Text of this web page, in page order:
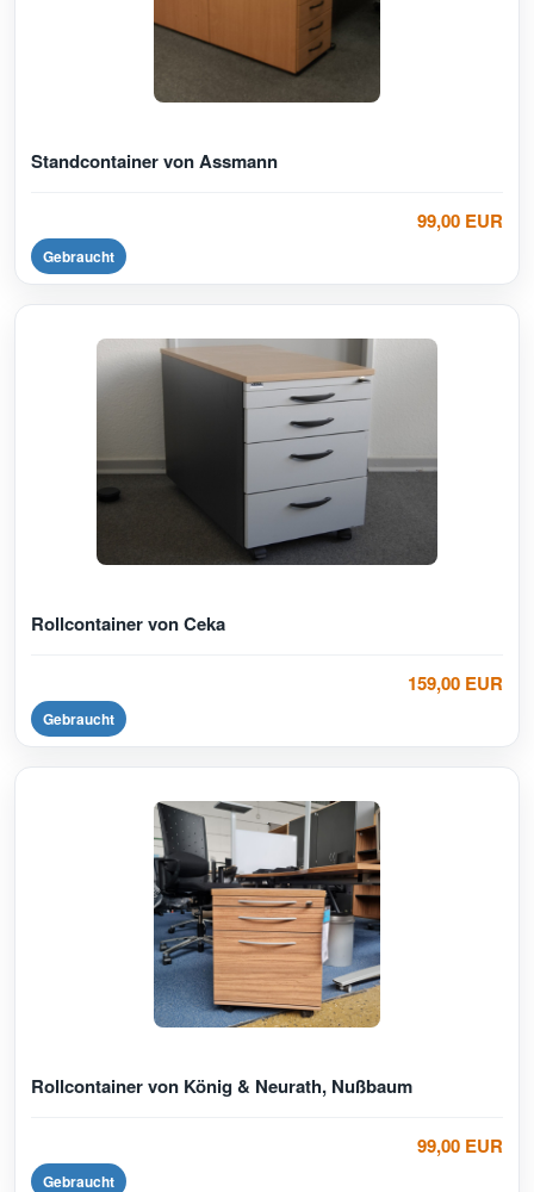
Standcontainer von Assmann
99,00 EUR
Gebraucht
Rollcontainer von Ceka
159,00 EUR
Gebraucht
Rollcontainer von König & Neurath, Nußbaum
99,00 EUR
Gebraucht